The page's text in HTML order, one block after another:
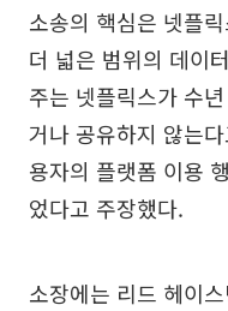
소송의 핵심은 넷플
더 넓은 범위의 데이
주는 넷플릭스가 수
거나 공유하지 않는
용자의 플랫폼 이용
었다고 주장했다.
소장에는 리드 헤이